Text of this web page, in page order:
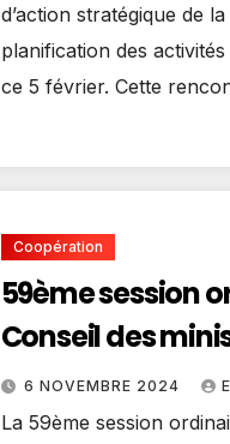
d’action stratégique de
planification des
ce 5 février. Cette
Coopération
59ème session
Conseil des
L’amélioration
au cœur des
6 NOVEMBRE 2024
La 59ème session